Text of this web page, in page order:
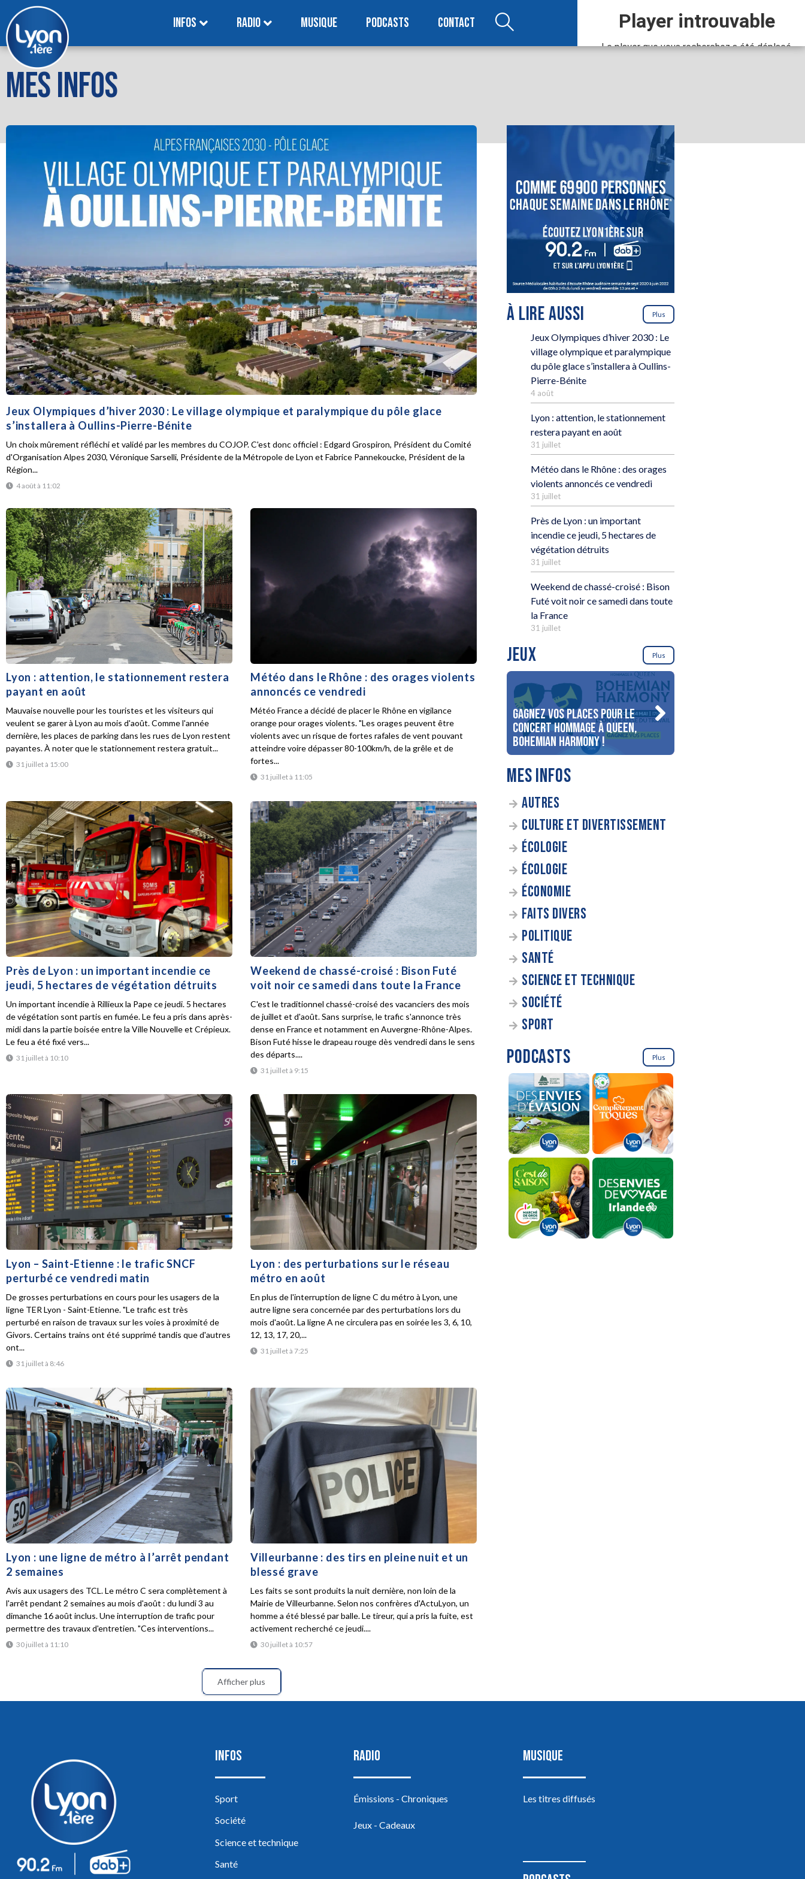
INFOS RADIO MUSIQUE PODCASTS CONTACT
MES INFOS
Jeux Olympiques d’hiver 2030 : Le village olympique et paralympique du pôle glace
s’installera à Oullins-Pierre-Bénite
4 août à 11:02
Un choix mûrement réfléchi et validé par les membres du COJOP. C'est donc officiel : Edgard Grospiron, Président du Comité
d'Organisation Alpes 2030, Véronique Sarselli, Présidente de la Métropole de Lyon et Fabrice Pannekoucke, Président de la
Région...
Lyon : attention, le stationnement restera
payant en août
31 juillet à 15:00
Mauvaise nouvelle pour les touristes et les visiteurs qui
veulent se garer à Lyon au mois d'août. Comme l'année
dernière, les places de parking dans les rues de Lyon restent
payantes. À noter que le stationnement restera gratuit...
Météo dans le Rhône : des orages violents
annoncés ce vendredi
31 juillet à 11:05
Météo France a décidé de placer le Rhône en vigilance
orange pour orages violents. "Les orages peuvent être
violents avec un risque de fortes rafales de vent pouvant
atteindre voire dépasser 80-100km/h, de la grêle et de
fortes...
Près de Lyon : un important incendie ce
jeudi, 5 hectares de végétation détruits
31 juillet à 10:10
Un important incendie à Rillieux la Pape ce jeudi. 5 hectares
de végétation sont partis en fumée. Le feu a pris dans après-
midi dans la partie boisée entre la Ville Nouvelle et Crépieux.
Le feu a été fixé vers...
Weekend de chassé-croisé : Bison Futé
voit noir ce samedi dans toute la France
31 juillet à 9:15
C'est le traditionnel chassé-croisé des vacanciers des mois
de juillet et d'août. Sans surprise, le trafic s'annonce très
dense en France et notamment en Auvergne-Rhône-Alpes.
Bison Futé hisse le drapeau rouge dès vendredi dans le sens
des départs....
Lyon – Saint-Etienne : le trafic SNCF
perturbé ce vendredi matin
31 juillet à 8:46
De grosses perturbations en cours pour les usagers de la
ligne TER Lyon - Saint-Etienne. "Le trafic est très
perturbé en raison de travaux sur les voies à proximité de
Givors. Certains trains ont été supprimé tandis que d'autres
ont...
Lyon : des perturbations sur le réseau
métro en août
31 juillet à 7:25
En plus de l'interruption de ligne C du métro à Lyon, une
autre ligne sera concernée par des perturbations lors du
mois d'août. La ligne A ne circulera pas en soirée les 3, 6, 10,
12, 13, 17, 20,...
Lyon : une ligne de métro à l’arrêt pendant
2 semaines
30 juillet à 11:10
Avis aux usagers des TCL. Le métro C sera complètement à
l'arrêt pendant 2 semaines au mois d'août : du lundi 3 au
dimanche 16 août inclus. Une interruption de trafic pour
permettre des travaux d'entretien. "Ces interventions...
Villeurbanne : des tirs en pleine nuit et un
blessé grave
30 juillet à 10:57
Les faits se sont produits la nuit dernière, non loin de la
Mairie de Villeurbanne. Selon nos confrères d'ActuLyon, un
homme a été blessé par balle. Le tireur, qui a pris la fuite, est
activement recherché ce jeudi....
Afficher plus
À LIRE AUSSI Plus
Jeux Olympiques d’hiver 2030 : Le
village olympique et paralympique
du pôle glace s’installera à Oullins-
Pierre-Bénite
4 août
Lyon : attention, le stationnement
restera payant en août
31 juillet
Météo dans le Rhône : des orages
violents annoncés ce vendredi
31 juillet
Près de Lyon : un important
incendie ce jeudi, 5 hectares de
végétation détruits
31 juillet
Weekend de chassé-croisé : Bison
Futé voit noir ce samedi dans toute
la France
31 juillet
JEUX Plus
Gagnez vos places pour le
concert Hommage à Queen,
Bohemian Harmony !
MES INFOS
AUTRES
CULTURE ET DIVERTISSEMENT
ÉCOLOGIE
ÉCOLOGIE
ÉCONOMIE
FAITS DIVERS
POLITIQUE
SANTÉ
SCIENCE ET TECHNIQUE
SOCIÉTÉ
SPORT
PODCASTS Plus
INFOS
Sport
Société
Science et technique
Santé
RADIO
Émissions - Chroniques
Jeux - Cadeaux
MUSIQUE
Les titres diffusés